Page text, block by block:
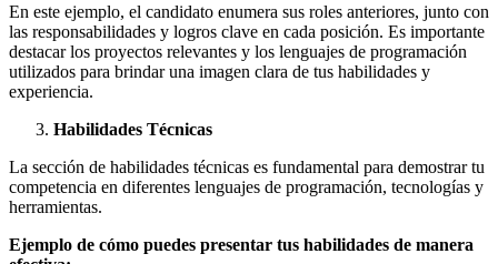
En este ejemplo, el candidato enumera sus roles anteriores, junto con
las responsabilidades y logros clave en cada posición. Es importante
destacar los proyectos relevantes y los lenguajes de programación
utilizados para brindar una imagen clara de tus habilidades y
experiencia.
Habilidades Técnicas
La sección de habilidades técnicas es fundamental para demostrar tu
competencia en diferentes lenguajes de programación, tecnologías y
herramientas.
Ejemplo de cómo puedes presentar tus habilidades de manera